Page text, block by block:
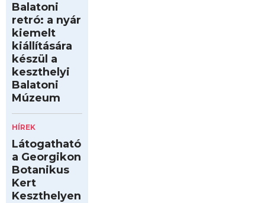
Balatoni
retró: a nyár
kiemelt
kiállítására
készül a
keszthelyi
Balatoni
Múzeum
HÍREK
Látogatható
a Georgikon
Botanikus
Kert
Keszthelyen